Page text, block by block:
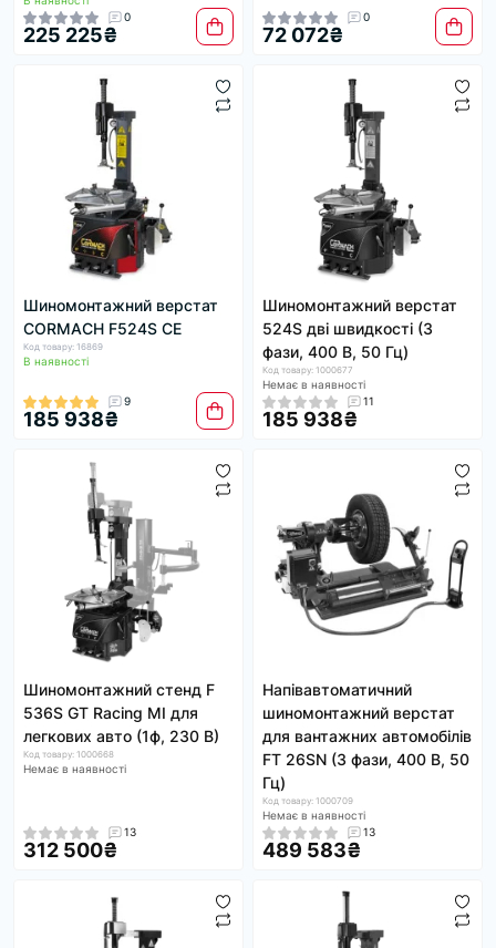
0
225 225₴
0
72 072₴
Шиномонтажний верстат
CORMACH F524S CE
Код товару: 16869
В наявності
9
185 938₴
Шиномонтажний верстат
524S дві швидкості (3
фази, 400 В, 50 Гц)
Код товару: 1000677
Немає в наявності
11
185 938₴
Шиномонтажний стенд F
536S GT Racing MI для
легкових авто (1ф, 230 В)
Код товару: 1000668
Немає в наявності
13
312 500₴
Напівавтоматичний
шиномонтажний верстат
для вантажних автомобілів
FT 26SN (3 фази, 400 В, 50
Гц)
Код товару: 1000709
Немає в наявності
13
489 583₴